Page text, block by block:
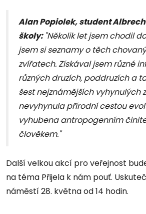
Alan Popiolek, student
školy: "Několik let jsem chodil
jsem si seznamy o těch
zvířatech. Získával jsem různé
různých druzích, poddruzích a
šest nejznámějších vyhynulých
nevyhynula přírodní cestou
vyhubena antropogenním
člověkem."
Další velkou akcí pro veřejnost
na téma Přijela k nám pouť.
náměstí 28. května od 14 hodin.